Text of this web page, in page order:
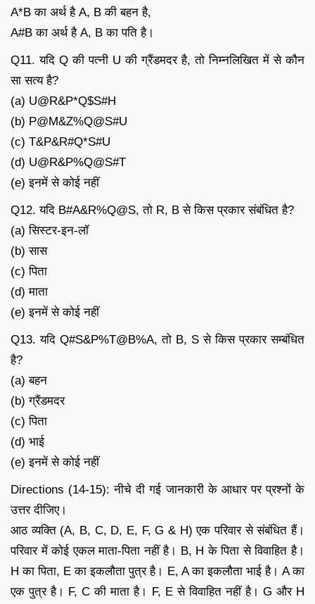
A*B का अर्थ है A, B की बहन है,
A#B का अर्थ है A, B का पति है।
Q11. यदि Q की पत्नी U की ग्रैंडमदर है, तो निम्नलिखित में से कौन
सा सत्य है?
(a) U@R&P*Q$S#H
(b) P@M&Z%Q@S#U
(c) T&P&R#Q*S#U
(d) U@R&P%Q@S#T
(e) इनमें से कोई नहीं
Q12. यदि B#A&R%Q@S, तो R, B से किस प्रकार संबंधित है?
(a) सिस्टर-इन-लॉ
(b) सास
(c) पिता
(d) माता
(e) इनमें से कोई नहीं
Q13. यदि Q#S&P%T@B%A, तो B, S से किस प्रकार सम्बंधित
है?
(a) बहन
(b) ग्रैंडमदर
(c) पिता
(d) भाई
(e) इनमें से कोई नहीं
Directions (14-15): नीचे दी गई जानकारी के आधार पर प्रश्नों के
उत्तर दीजिए।
आठ व्यक्ति (A, B, C, D, E, F, G & H) एक परिवार से संबंधित हैं।
परिवार में कोई एकल माता-पिता नहीं है। B, H के पिता से विवाहित है।
H का पिता, E का इकलौता पुत्र है। E, A का इकलौता भाई है। A का
एक पुत्र है। F, C की माता है। F, E से विवाहित नहीं है। G और H